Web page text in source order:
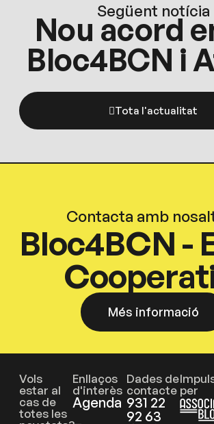
Següent notícia
Nou acord
Bloc4BCN i
Tota l'actualitat
Contacta amb
Bloc4BCN -
Més informació
Vols
estar al
cas de
totes les
Enllaços
d'interès
Agenda
Dades de
contacte
931 22
92 63
per